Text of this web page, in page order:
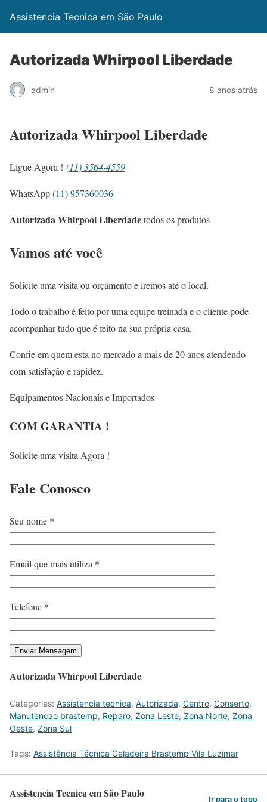
Assistencia Tecnica em São Paulo
Autorizada Whirpool Liberdade
admin 8 anos atrás
Autorizada Whirpool Liberdade
Ligue Agora ! (11) 3564-4559
WhatsApp(11) 957360036
Autorizada Whirpool Liberdadetodos os produtos
Vamos até você
Solicite uma visita ou orçamento e iremos até o local.
Todo o trabalho é feito por uma equipe treinada e o cliente pode
acompanhar tudo que é feito na sua própria casa.
Confie em quem esta no mercado a mais de 20 anos atendendo
com satisfação e rapidez.
Equipamentos Nacionais e Importados
COM GARANTIA !
Solicite uma visita Agora !
Fale Conosco
Seu nome *
Email que mais utiliza *
Telefone *
Autorizada Whirpool Liberdade
Categorias: Assistencia tecnica, Autorizada, Centro, Conserto,
Manutencao brastemp, Reparo, Zona Leste, Zona Norte, Zona
Oeste, Zona Sul
Tags: Assistência Técnica Geladeira Brastemp Vila Luzimar
Assistencia Tecnica em São Paulo Ir para o topo